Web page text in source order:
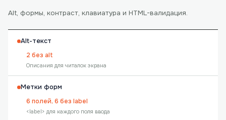
Alt, формы, контраст, клавиатура и HTML-валидация.
Alt-текст
2 без alt
Описания для читалок экрана
Метки форм
6 полей, 6 без label
<label> для каждого поля ввода